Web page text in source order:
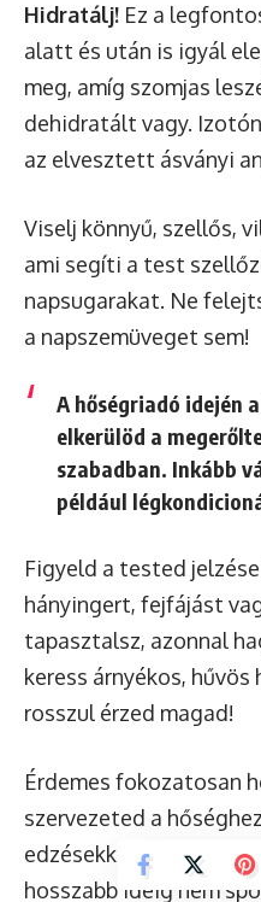
Hidratálj! Ez a
alatt és után is igyál
meg, amíg szomjas
dehidratált vagy.
az elvesztett ásványi
Viselj könnyű, szellős,
ami segíti a test
napsugarakat. Ne
a napszemüveget sem!
A hőségriadó idején
elkerülöd a
szabadban. Inkább
például
Figyeld a tested
hányingert, fejfájást
tapasztalsz, azonnal
keress árnyékos,
rosszul érzed magad!
Érdemes fokozatosan
szervezeted a
edzésekkel, hanem
hosszabb ideig nem